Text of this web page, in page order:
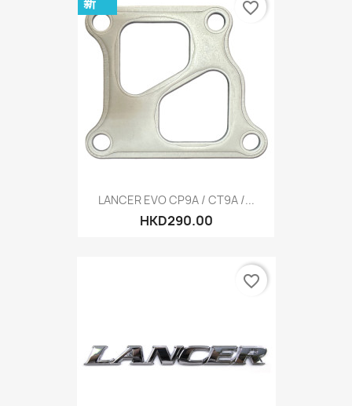
LANCER EVO CP9A / CT9A /...
HKD290.00
favorite_border
favorite_border